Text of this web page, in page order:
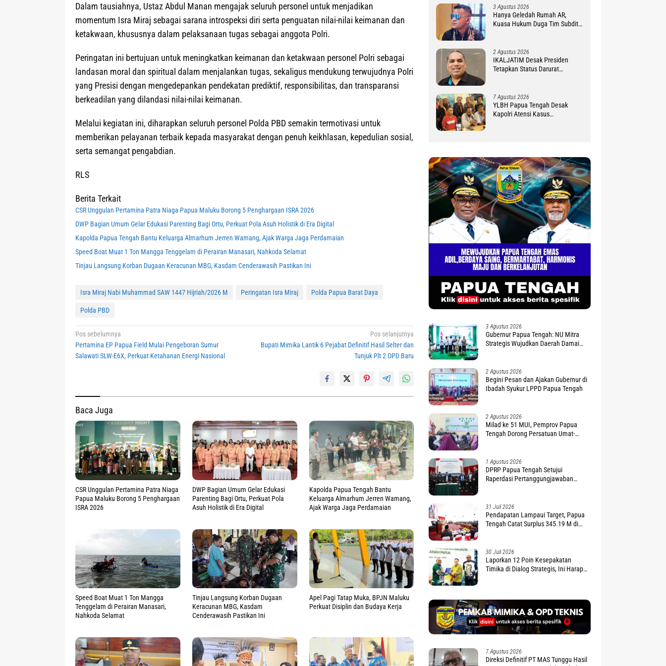
Dalam tausiahnya, Ustaz Abdul Manan mengajak seluruh personel untuk menjadikan
momentum Isra Miraj sebagai sarana introspeksi diri serta penguatan nilai-nilai keimanan dan
ketakwaan, khususnya dalam pelaksanaan tugas sebagai anggota Polri.
Peringatan ini bertujuan untuk meningkatkan keimanan dan ketakwaan personel Polri sebagai
landasan moral dan spiritual dalam menjalankan tugas, sekaligus mendukung terwujudnya Polri
yang Presisi dengan mengedepankan pendekatan prediktif, responsibilitas, dan transparansi
berkeadilan yang dilandasi nilai-nilai keimanan.
Melalui kegiatan ini, diharapkan seluruh personel Polda PBD semakin termotivasi untuk
memberikan pelayanan terbaik kepada masyarakat dengan penuh keikhlasan, kepedulian sosial,
serta semangat pengabdian.
RLS
Berita Terkait
CSR Unggulan Pertamina Patra Niaga Papua Maluku Borong 5 Penghargaan ISRA 2026
DWP Bagian Umum Gelar Edukasi Parenting Bagi Ortu, Perkuat Pola Asuh Holistik di Era Digital
Kapolda Papua Tengah Bantu Keluarga Almarhum Jerren Wamang, Ajak Warga Jaga Perdamaian
Speed Boat Muat 1 Ton Mangga Tenggelam di Perairan Manasari, Nahkoda Selamat
Tinjau Langsung Korban Dugaan Keracunan MBG, Kasdam Cenderawasih Pastikan Ini
Isra Miraj Nabi Muhammad SAW 1447 Hijriah/2026 M Peringatan Isra Miraj Polda Papua Barat Daya
Polda PBD
Navigasi
pos
Pos sebelumnya
Pertamina EP Papua Field Mulai Pengeboran Sumur
Salawati SLW-E6X, Perkuat Ketahanan Energi Nasional
Pos selanjutnya
Bupati Mimika Lantik 6 Pejabat Definitif Hasil Selter dan
Tunjuk Plt 2 OPD Baru
Baca Juga
CSR Unggulan Pertamina Patra Niaga
Papua Maluku Borong 5 Penghargaan
ISRA 2026
DWP Bagian Umum Gelar Edukasi
Parenting Bagi Ortu, Perkuat Pola
Asuh Holistik di Era Digital
Kapolda Papua Tengah Bantu
Keluarga Almarhum Jerren Wamang,
Ajak Warga Jaga Perdamaian
Speed Boat Muat 1 Ton Mangga
Tenggelam di Perairan Manasari,
Nahkoda Selamat
Tinjau Langsung Korban Dugaan
Keracunan MBG, Kasdam
Cenderawasih Pastikan Ini
Apel Pagi Tatap Muka, BPJN Maluku
Perkuat Disiplin dan Budaya Kerja
3 Agustus 2026
Hanya Geledah Rumah AR,
Kuasa Hukum Duga Tim Subdit
2 Agustus 2026
IKALJATIM Desak Presiden
Tetapkan Status Darurat
7 Agustus 2026
YLBH Papua Tengah Desak
Kapolri Atensi Kasus
3 Agustus 2026
Gubernur Papua Tengah: NU Mitra
Strategis Wujudkan Daerah Damai
2 Agustus 2026
Begini Pesan dan Ajakan Gubernur di
Ibadah Syukur LPPD Papua Tengah
2 Agustus 2026
Milad ke 51 MUI, Pemprov Papua
Tengah Dorong Persatuan Umat-
1 Agustus 2026
DPRP Papua Tengah Setujui
Raperdasi Pertanggungjawaban
31 Juli 2026
Pendapatan Lampaui Target, Papua
Tengah Catat Surplus 345.19 M di
30 Juli 2026
Laporkan 12 Poin Kesepakatan
Timika di Dialog Strategis, Ini Harapan
7 Agustus 2026
Direksi Definitif PT MAS Tunggu Hasil